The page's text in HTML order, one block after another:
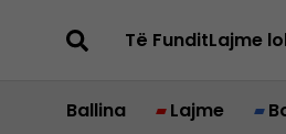
Të FunditLajme
Ballina Lajme